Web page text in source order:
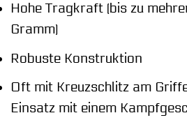
Hohe Tragkraft (bis zu
Gramm)
Robuste Konstruktion
Oft mit Kreuzschlitz am
Einsatz mit einem